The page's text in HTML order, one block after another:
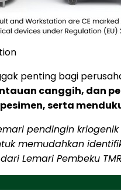
penting bagi
canggih, dan
serta
pendingin
memudahkan
Lemari Pembeku